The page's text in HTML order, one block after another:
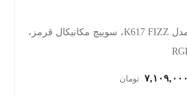
کیبورد گیمینگ ردراگون مدل K617 FIZZ، سوییچ مکانیکال قرمز،
۷,۱۰۹,۰۰۰ تومان